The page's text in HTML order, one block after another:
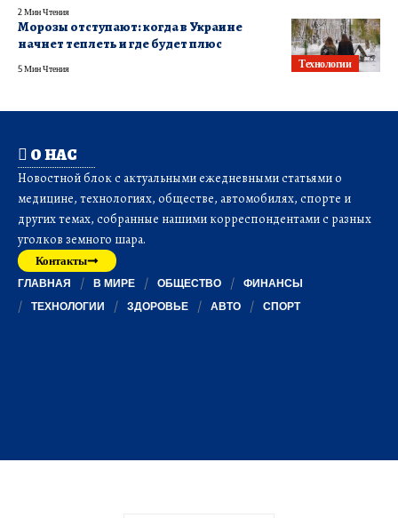
2 Мин Чтения
Технологии
Морозы отступают: когда в Украине
начнет теплеть и где будет плюс
5 Мин Чтения
О НАС
Новостной блок с актуальными ежедневными статьями о
медицине, технологиях, обществе, автомобилях, спорте и
других темах, собранные нашими корреспондентами с разных
уголков земного шара.
Контакты
ГЛАВНАЯ В МИРЕ ОБЩЕСТВО
ФИНАНСЫ
ТЕХНОЛОГИИ
ЗДОРОВЬЕ АВТО СПОРТ